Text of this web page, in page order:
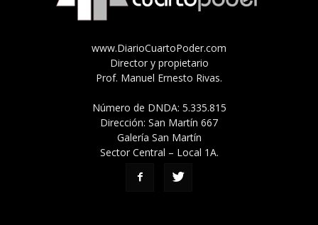
www.DiarioCuartoPoder.com
Director y propietario
Prof. Manuel Ernesto Rivas.
Número de DNDA: 5.335.815
Dirección: San Martín 667
Galería San Martín
Sector Central – Local 1A.